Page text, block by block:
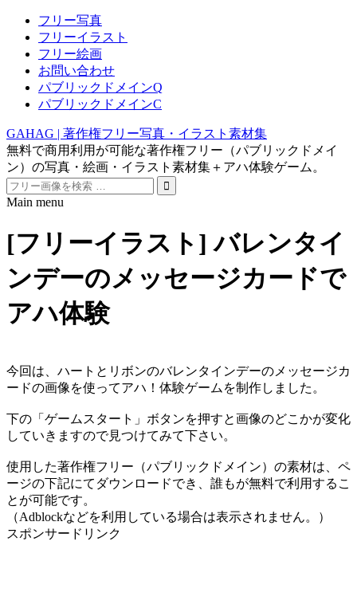
フリー写真
フリーイラスト
フリー絵画
お問い合わせ
パブリックドメインQ
パブリックドメインC
GAHAG | 著作権フリー写真・イラスト素材集
無料で商用利用が可能な著作権フリー（パブリックドメイ
ン）の写真・絵画・イラスト素材集＋アハ体験ゲーム。
Search
for:
Main menu
content
[フリーイラスト] バレンタイ
ンデーのメッセージカードで
アハ体験
今回は、ハートとリボンのバレンタインデーのメッセージカ
ードの画像を使ってアハ！体験ゲームを制作しました。
下の「ゲームスタート」ボタンを押すと画像のどこかが変化
していきますので見つけてみて下さい。
使用した著作権フリー（パブリックドメイン）の素材は、ペ
ージの下記にてダウンロードでき、誰もが無料で利用するこ
とが可能です。
（Adblockなどを利用している場合は表示されません。）
スポンサードリンク